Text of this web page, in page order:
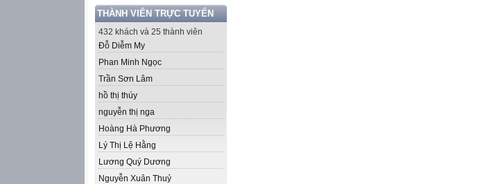
THÀNH VIÊN TRỰC TUYẾN
432 khách và 25 thành viên
Đỗ Diễm My
Phan Minh Ngọc
Trần Sơn Lâm
hồ thị thúy
nguyễn thị nga
Hoàng Hà Phương
Lý Thị Lệ Hằng
Lương Quý Dương
Nguyễn Xuân Thuỷ